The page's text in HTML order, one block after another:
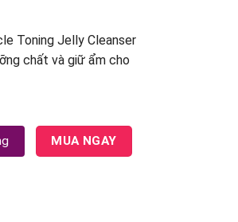
Toning Jelly Cleanser
chất và giữ ẩm cho
Toning Jelly Cleanser quantity
MUA NGAY